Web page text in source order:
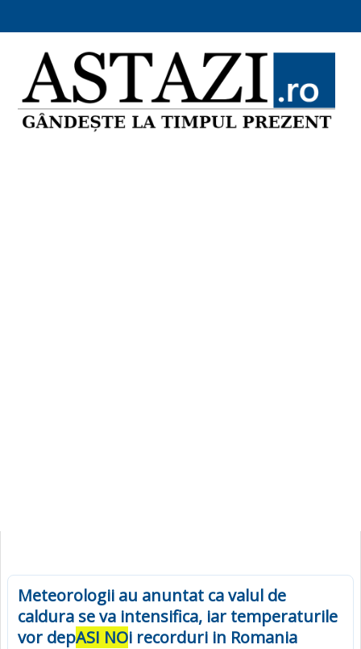
Meteorologii au anuntat ca valul de
caldura se va intensifica, iar temperaturile
vor depASI NOi recorduri in Romania